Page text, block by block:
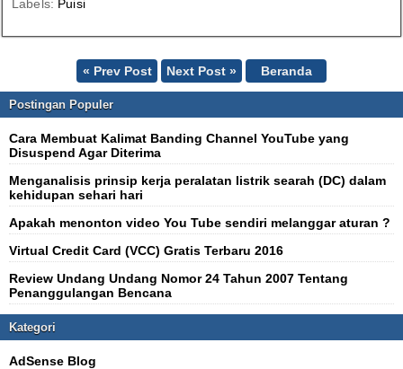
Labels: Puisi
« Prev Post Next Post » Beranda
Postingan Populer
Cara Membuat Kalimat Banding Channel YouTube yang
Disuspend Agar Diterima
Menganalisis prinsip kerja peralatan listrik searah (DC) dalam
kehidupan sehari hari
Apakah menonton video You Tube sendiri melanggar aturan ?
Virtual Credit Card (VCC) Gratis Terbaru 2016
Review Undang Undang Nomor 24 Tahun 2007 Tentang
Penanggulangan Bencana
Kategori
AdSense Blog